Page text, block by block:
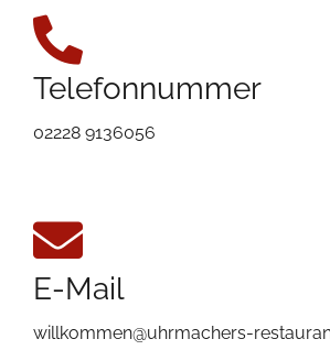
Telefonnummer
02228 9136056
E-Mail
willkommen@uhrmachers-